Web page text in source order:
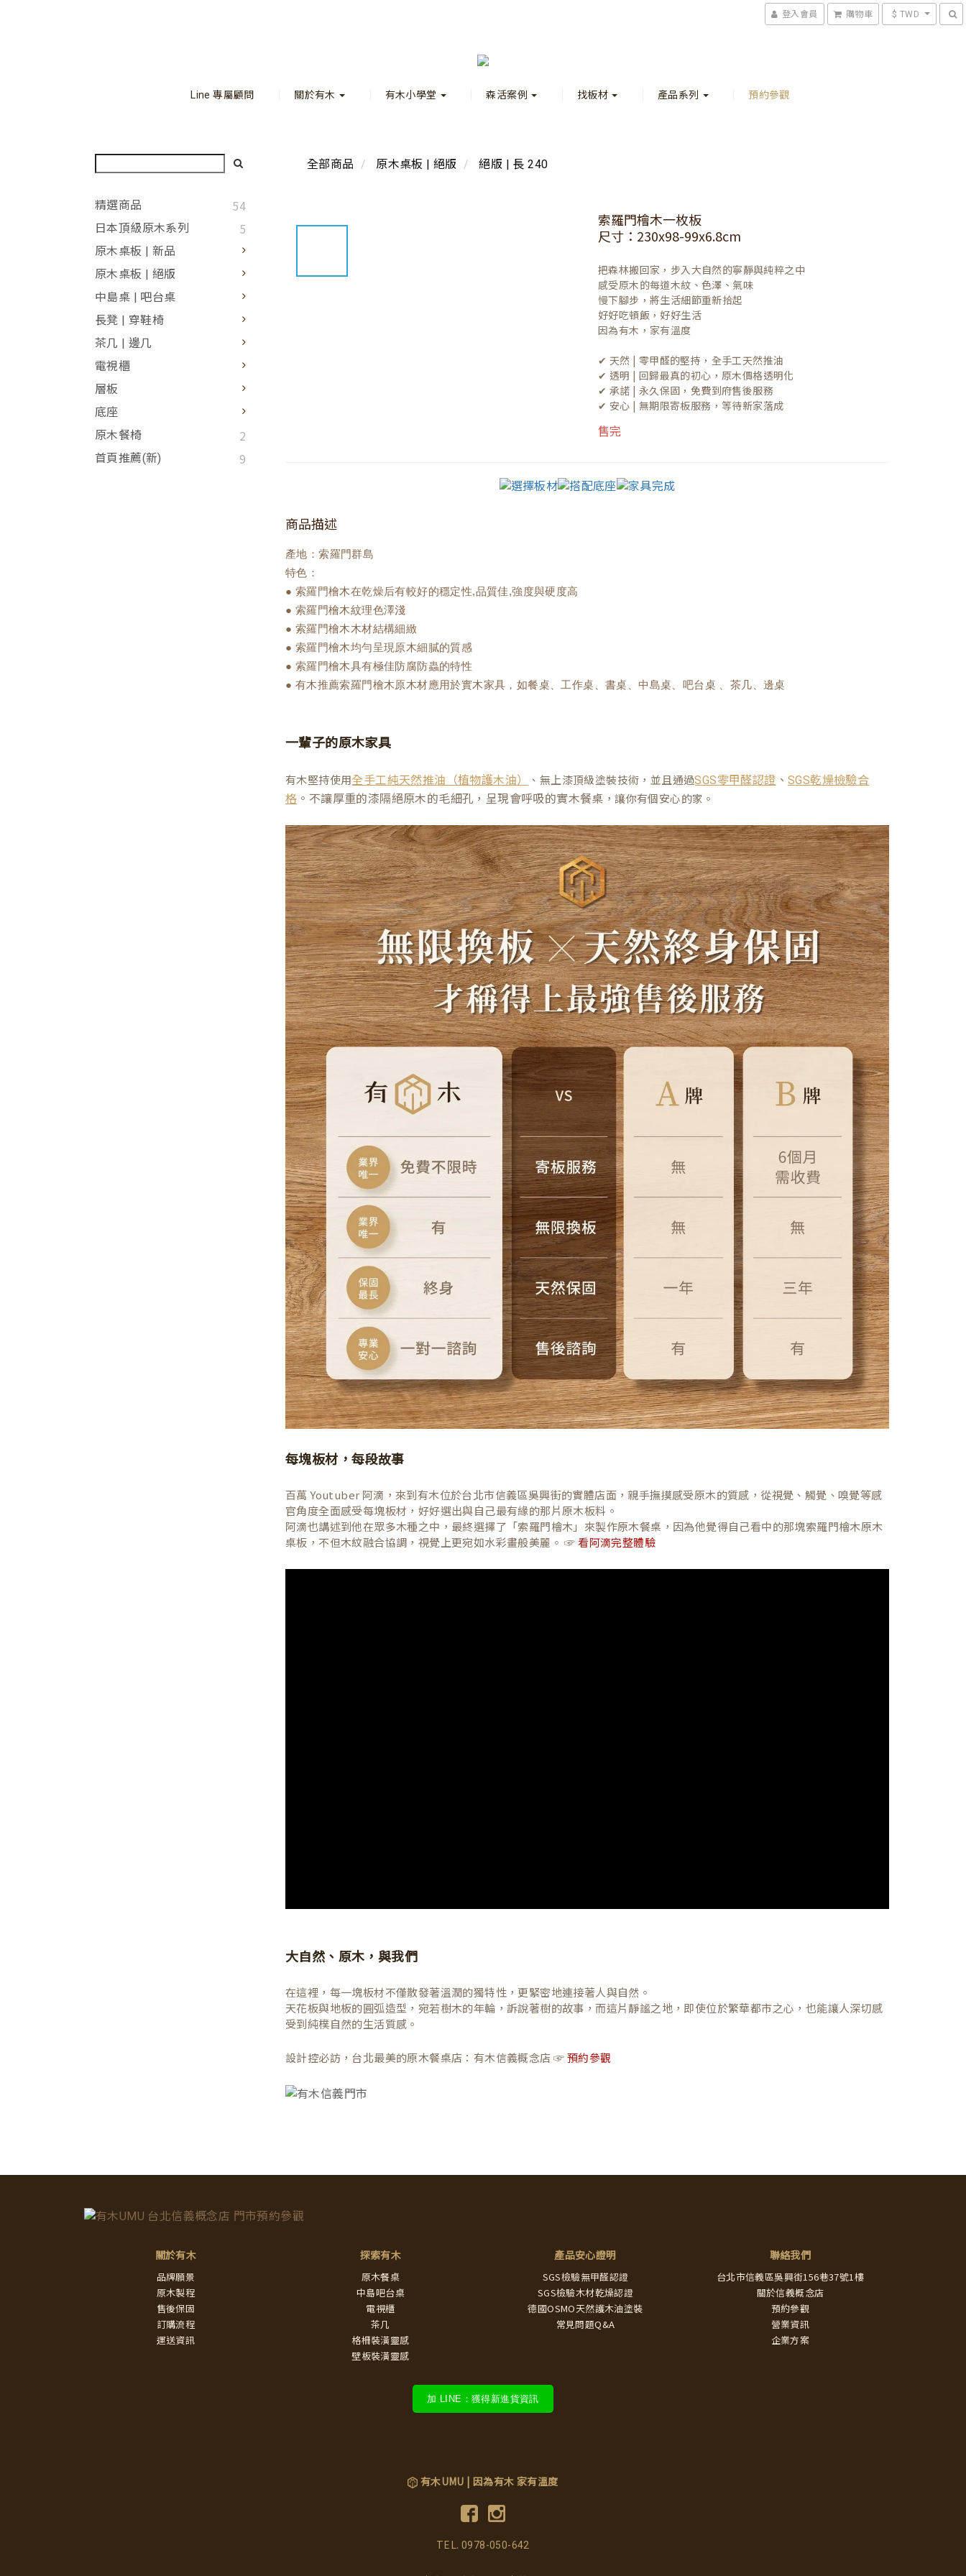
登入會員 購物車 $ TWD
Line 專屬顧問 關於有木 有木小學堂 森活案例 找板材 產品系列 預約參觀
精選商品 54
日本頂級原木系列 5
原木桌板 | 新品
原木桌板 | 絕版
中島桌 | 吧台桌
長凳 | 穿鞋椅
茶几 | 邊几
電視櫃
層板
底座
原木餐椅
2
首頁推薦(新) 9
全部商品 原木桌板 | 絕版 絕版 | 長 240
索羅門檜木一枚板
尺寸：230x98-99x6.8cm
把森林搬回家，步入大自然的寧靜與純粹之中
感受原木的每道木紋、色澤、氣味
慢下腳步，將生活細節重新拾起
好好吃頓飯，好好生活
因為有木，家有溫度
✔ 天然 | 零甲醛的堅持，全手工天然推油
✔ 透明 | 回歸最真的初心，原木價格透明化
✔ 承諾 | 永久保固，免費到府售後服務
✔ 安心 | 無期限寄板服務，等待新家落成
售完
商品描述
產地：索羅門群島
特色：
● 索羅門檜木在乾燥后有較好的穩定性,品質佳,強度與硬度高
● 索羅門檜木紋理色澤淺
● 索羅門檜木木材結構細緻
● 索羅門檜木均勻呈現原木細膩的質感
● 索羅門檜木具有極佳防腐防蟲的特性
● 有木推薦索羅門檜木原木材應用於實木家具，如餐桌、工作桌、書桌、中島桌、吧台桌 、茶几、邊桌
一輩子的原木家具
有木堅持使用全手工純天然推油（植物護木油） 、無上漆頂級塗裝技術，並且通過SGS零甲醛認證 、SGS乾燥檢驗合
格 。不讓厚重的漆隔絕原木的毛細孔，呈現會呼吸的實木餐桌 ，讓你有個安心的家。
每塊板材，每段故事
百萬 Youtuber 阿滴，來到有木位於台北市信義區吳興街的實體店面，親手撫摸感受原木的質感，從視覺、觸覺、嗅覺等感
官角度全面感受每塊板材，好好選出與自己最有緣的那片原木板料。
阿滴也講述到他在眾多木種之中，最終選擇了「索羅門檜木」來製作原木餐桌，因為他覺得自己看中的那塊索羅門檜木原木
桌板，不但木紋融合協調，視覺上更宛如水彩畫般美麗。 ☞看阿滴完整體驗
大自然、原木，與我們
在這裡，每一塊板材不僅散發著溫潤的獨特性，更緊密地連接著人與自然。
天花板與地板的圓弧造型，宛若樹木的年輪，訴說著樹的故事，而這片靜謐之地，即使位於繁華都市之心，也能讓人深切感
受到純樸自然的生活質感。
設計控必訪，台北最美的原木餐桌店：有木信義概念店 ☞ 預約參觀
關於有木
品牌願景
原木製程
售後保固
訂購流程
運送資訊
探索有木
原木餐桌
中島吧台桌
電視櫃
茶几
格柵裝潢靈感
壁板裝潢靈感
產品安心證明
SGS檢驗無甲醛認證
SGS檢驗木材乾燥認證
德國OSMO天然護木油塗裝
常見問題Q&A
聯絡我們
台北市信義區吳興街156巷37號1樓
關於信義概念店
預約參觀
營業資訊
企業方案
加 LINE：獲得新進貨資訊
有木UMU | 因為有木 家有溫度
TEL.0978-050-642